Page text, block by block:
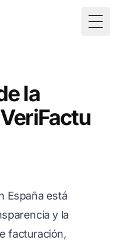
la
España está
y la
facturación,